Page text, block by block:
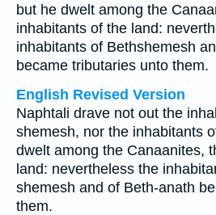
but he dwelt among the
inhabitants of the land:
inhabitants of Bethshemesh
became tributaries unto them.
English Revised Version
Naphtali drave not out the
shemesh, nor the inhabitants
dwelt among the Canaanites,
land: nevertheless the
shemesh and of Beth-anath
them.